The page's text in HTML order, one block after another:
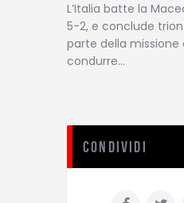
L’Italia batte la
5-2, e conclude
parte della missione
condurre…
Condividi